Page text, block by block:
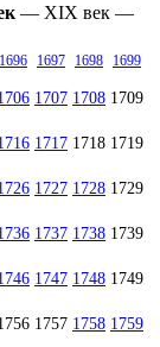
— XIX век—
1696 1697 1698 1699
1707 1708 1709
1717 1718 1719
1727 1728 1729
1737 1738 1739
1747 1748 1749
1757 1758 1759